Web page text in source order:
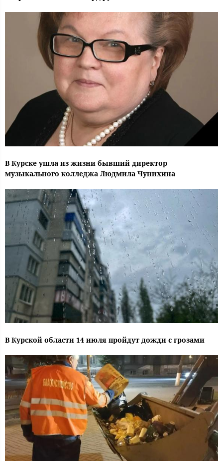
В Курске ушла из жизни бывший директор
музыкального колледжа Людмила Чунихина
В Курской области 14 июля пройдут дожди с грозами